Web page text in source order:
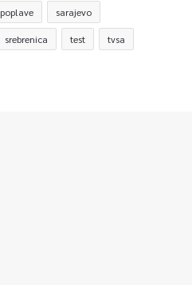
poplave sarajevo
srebrenica test tvsa